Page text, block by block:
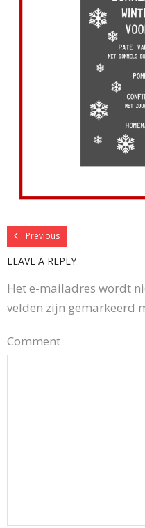
Previous
LEAVE A REPLY
Het e-mailadres wordt
velden zijn gemarkeerd
Comment